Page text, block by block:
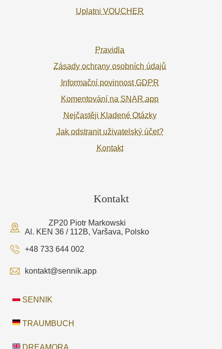
Uplatni VOUCHER
Pravidla
Zásady ochrany osobních údajů
Informační povinnost GDPR
Komentování na SNAR.app
Nejčastěji Kladené Otázky
Jak odstranit uživatelský účet?
Kontakt
Kontakt
ZP20 Piotr Markowski
Al. KEN 36 / 112B, Varšava, Polsko
+48 733 644 002
kontakt@sennik.app
SENNIK
TRAUMBUCH